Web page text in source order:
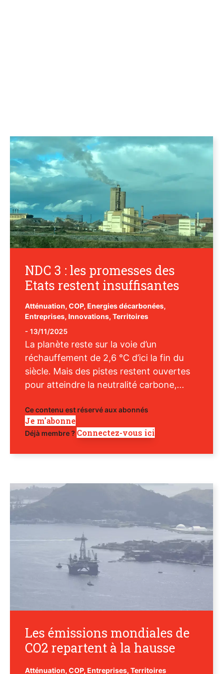
NDC 3 : les promesses des
Etats restent insuffisantes
Atténuation, COP, Energies décarbonées,
Entreprises, Innovations, Territoires
- 13/11/2025
La planète reste sur la voie d’un
réchauffement de 2,6 °C d’ici la fin du
siècle. Mais des pistes restent ouvertes
pour atteindre la neutralité carbone,...
Ce contenu est réservé aux abonnés
Je m'abonne
Déjà membre ? Connectez-vous ici
Les émissions mondiales de
CO2 repartent à la hausse
Atténuation, COP, Entreprises, Territoires